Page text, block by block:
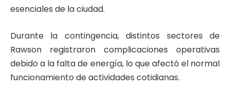
esenciales de la ciudad.
Durante la contingencia, distintos sectores de
Rawson registraron complicaciones operativas
debido a la falta de energía, lo que afectó el normal
funcionamiento de actividades cotidianas.